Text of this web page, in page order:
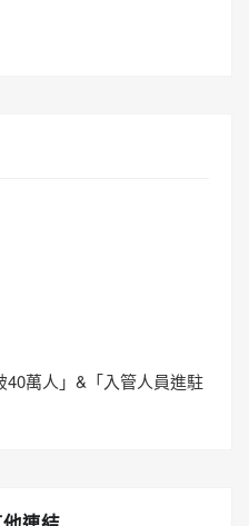
40萬人」&「入管人員進駐